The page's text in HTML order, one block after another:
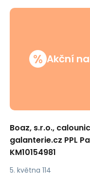
% Akční
Boaz, s.r.o.,
galanterie.cz PPL
KM10154981
5. května 114